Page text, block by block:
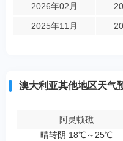
2026年02月
2025年11月
澳大利亚其他地区天气
阿灵顿礁
晴转阴 18℃～25℃